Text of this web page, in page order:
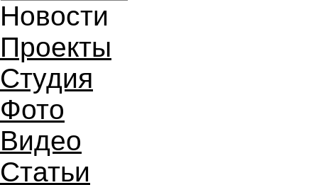
Новости
Проекты
Студия
Фото
Видео
Статьи